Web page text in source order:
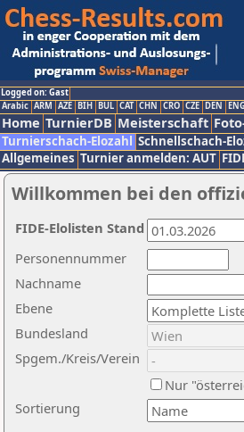
Logged on: Gast
Arabic ARM AZE BIH BUL CAT CHN CRO CZE DEN ENG
Home TurnierDB Meisterschaft
Turnierschach-Elozahl Schnellschach-
Allgemeines Turnier anmelden: AUT
Willkommen bei den
Nachname
Ebene
Sortierung
Personennummer
Bundesland
Spgem./Kreis/Verein
Nur
FIDE-Elolisten Stand